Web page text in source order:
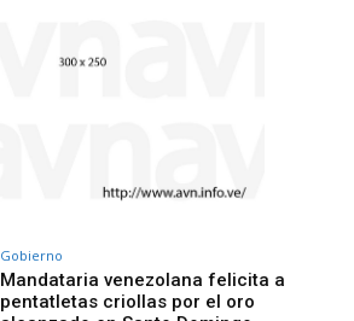
Gobierno
Mandataria venezolana felicita a
pentatletas criollas por el oro